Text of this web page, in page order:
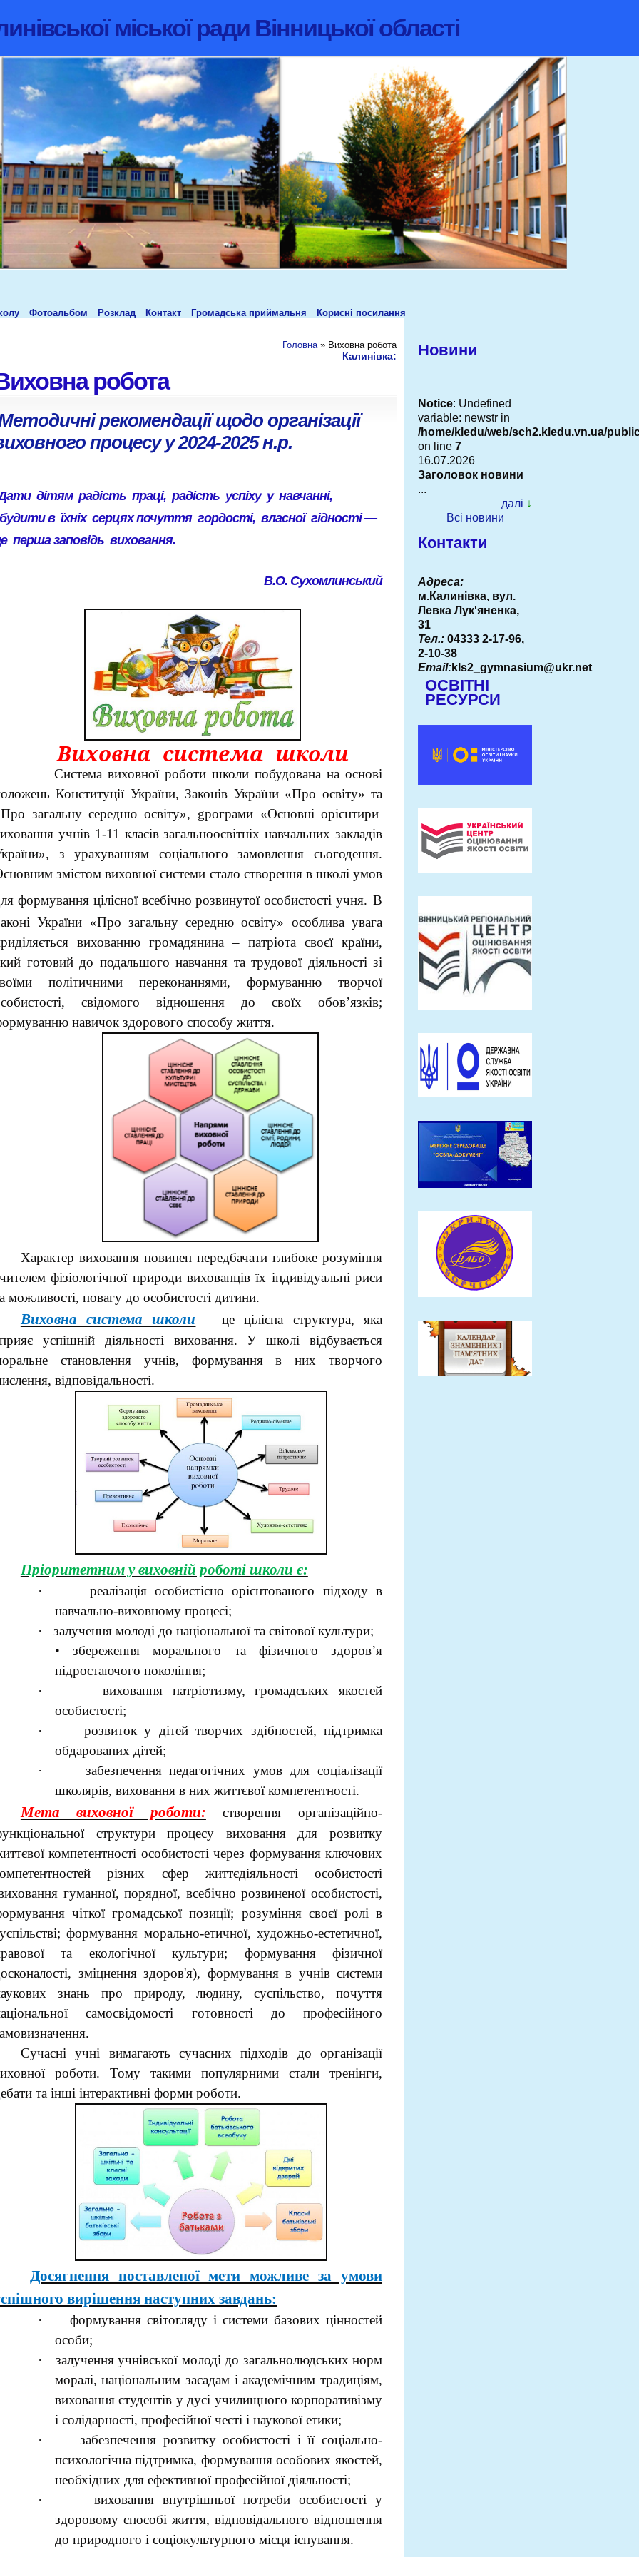
міської ради Вінницької області
Фотоальбом Розклад Контакт Громадська приймальня Корисні посилання
Головна» Виховна робота
Калинівка:
робота
рекомендації щодо організації
процесу у 2024-2025 н.р.
дітям радість праці, радість успіху у навчанні,
в їхніх серцях почуття гордості, власної гідності —
перша заповідь виховання.
В.О. Сухомлинський
Виховна система школи
Система виховної роботи школи побудована на основі
Конституції України, Законів України«Про освіту» та
Про загальну середню освіту», gрограми«Основні орієнтири
учнів1-11 класів загальноосвітніх навчальних закладів
», з урахуванням соціального замовлення сьогодення.
змістом виховної системи стало створення в школі умов
формування цілісної всебічно розвинутої особистості учня. В
України «Про загальну середню освіту» особлива увага
вихованню громадянина – патріота своєї країни,
готовий до подальшого навчання та трудової діяльності зі
політичними переконаннями, формуванню творчої
свідомого відношення до своїх обов’язків;
навичок здорового способу життя.
Характер виховання повинен передбачати глибоке розуміння
фізіологічної природи вихованців їх індивідуальні риси
можливості, повагу до особистості дитини.
Виховна система школи – це цілісна структура, яка
успішній діяльності виховання. У школі відбувається
становлення учнів, формування в них творчого
відповідальності.
Пріоритетним у виховній роботі школи є:
·
реалізація особистісно орієнтованого підходу в
навчально-виховному процесі;
·
залучення молоді до національної та світової культури;
• збереження морального та фізичного здоров’я
підростаючого покоління;
·
виховання патріотизму, громадських якостей
особистості;
·
розвиток у дітей творчих здібностей, підтримка
обдарованих дітей;
·
забезпечення педагогічних умов для соціалізації
школярів, виховання в них життєвої компетентності.
Мета виховної роботи:
створення організаційно-
структури процесу виховання для розвитку
компетентності особистості через формування ключових
різних сфер життєдіяльності особистості
гуманної, порядної, всебічно розвиненої особистості,
чіткої громадської позиції; розуміння своєї ролі в
формування морально-етичної, художньо-естетичної,
та екологічної культури; формування фізичної
зміцнення здоров'я), формування в учнів системи
знань про природу, людину, суспільство, почуття
самосвідомості готовності до професійного
.
Сучасні учні вимагають сучасних підходів до організації
роботи.Тому такими популярними стали тренінги,
та інші інтерактивні форми роботи.
Досягнення поставленої мети можливе за умови
вирішення наступних завдань:
·
формування світогляду і системи базових цінностей
особи;
·
залучення учнівської молоді до загальнолюдських норм
моралі, національним засадам і академічним традиціям,
виховання студентів у дусі училищного корпоративізму
і солідарності, професійної честі і наукової етики;
·
забезпечення розвитку особистості і її соціально-
психологічна підтримка, формування особових якостей,
необхідних для ефективної професійної діяльності;
·
виховання внутрішньої потреби особистості у
здоровому способі життя, відповідального відношення
до природного і соціокультурного місця існування.
Новини
Notice: Undefined
variable: newstr in
/home/kledu/web/sch2.kledu.vn.ua/
on line 7
16.07.2026
Заголовок новини
...
далі ↓
Всі новини
Контакти
Адреса:
м.Калинівка, вул.
Левка Лук'яненка,
31
Тел.: 04333 2-17-96,
2-10-38
Email:kls2_gymnasium@ukr.net
ОСВІТНІ
РЕСУРСИ